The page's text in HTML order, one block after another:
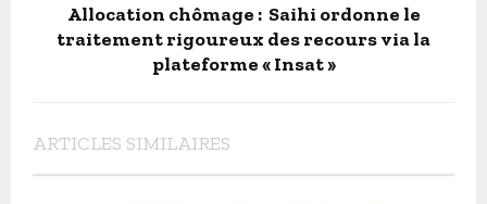
Allocation chômage : Saihi ordonne le
traitement rigoureux des recours via la
plateforme « Insat »
ARTICLES SIMILAIRES